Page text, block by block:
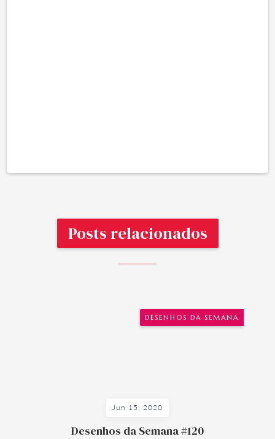
Posts relacionados
DESENHOS DA SEMANA
Jun 15, 2020
Desenhos da Semana #120